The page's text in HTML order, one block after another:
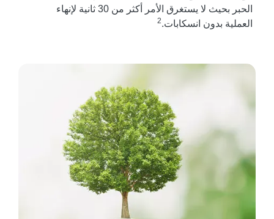
الحبر بحيث لا يستغرق الأمر أكثر من 30 ثانية لإنهاء
العملية بدون انسكابات.